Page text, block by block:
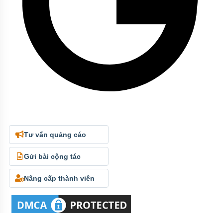
Tư vấn quảng cáo
Gửi bài cộng tác
Nâng cấp thành viên